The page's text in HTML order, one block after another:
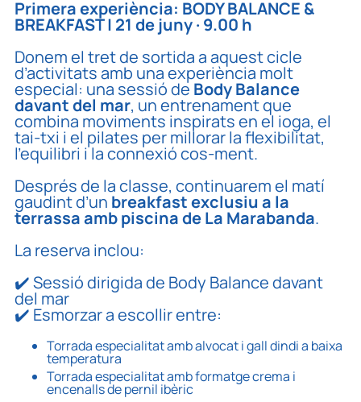
Primera experiència: BODY BALANCE &
BREAKFAST | 21 de juny · 9.00 h
Donem el tret de sortida a aquest cicle
d’activitats amb una experiència molt
especial: una sessió de Body Balance
davant del mar, un entrenament que
combina moviments inspirats en el ioga, el
tai-txi i el pilates per millorar la flexibilitat,
l’equilibri i la connexió cos-ment.
Després de la classe, continuarem el matí
gaudint d’un breakfast exclusiu a la
terrassa amb piscina de La Marabanda.
La reserva inclou:
✔️ Sessió dirigida de Body Balance davant
del mar
✔️ Esmorzar a escollir entre:
Torrada especialitat amb alvocat i gall dindi a baixa
temperatura
Torrada especialitat amb formatge crema i
encenalls de pernil ibèric